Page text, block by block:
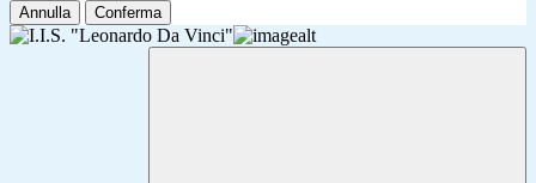
Annulla Conferma